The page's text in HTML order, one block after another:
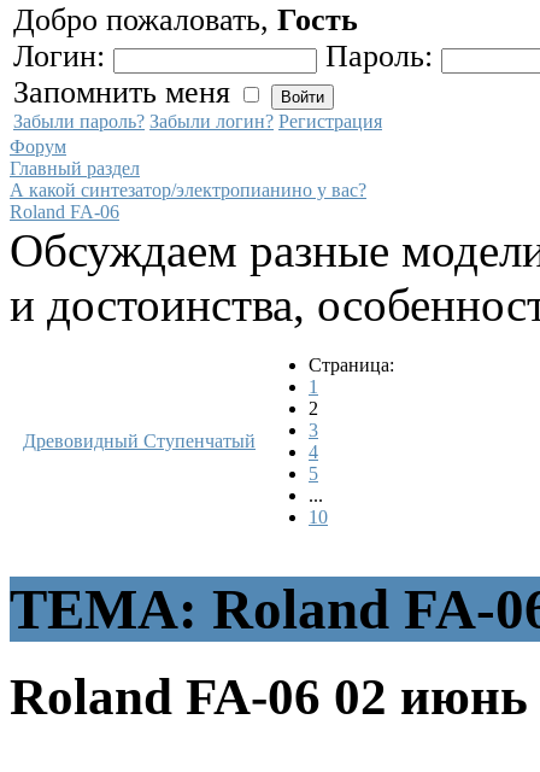
Добро пожаловать, Гость
Логин:
Пароль:
Запомнить меня
Забыли пароль? Забыли логин? Регистрация
Форум
Главный раздел
А какой синтезатор/электропианино у вас?
Roland FA-06
Обсуждаем разные
и достоинства,
Древовидный Ступенчатый
Страница:
1
2
3
4
5
...
10
ТЕМА: Roland FA-
Roland FA-06 02 июнь